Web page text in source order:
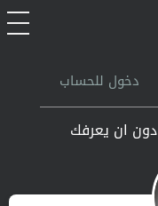
دخول للحساب
دون ان يعرفك